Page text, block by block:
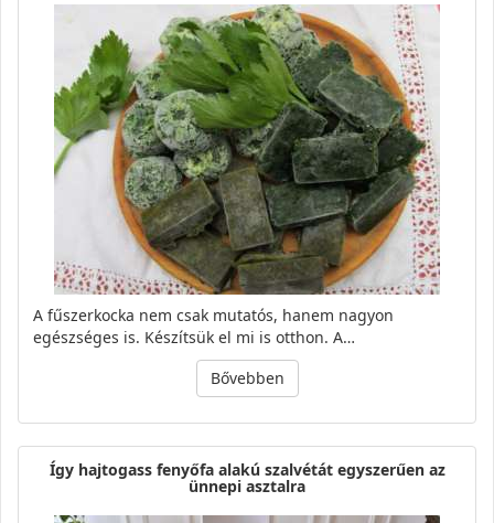
A fűszerkocka nem csak mutatós, hanem nagyon
egészséges is. Készítsük el mi is otthon. A…
Bővebben
Így hajtogass fenyőfa alakú szalvétát egyszerűen az
ünnepi asztalra